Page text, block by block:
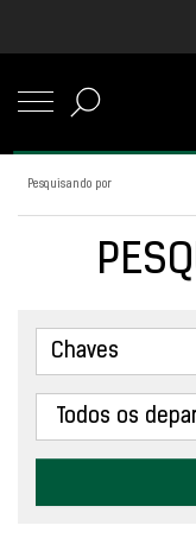
Pesquisando por